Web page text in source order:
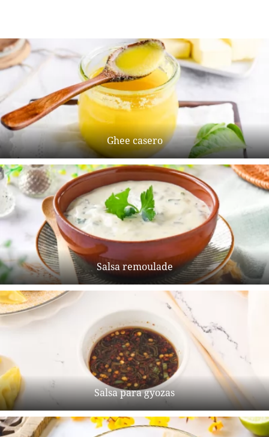
Ghee casero
Salsa remoulade
Salsa para gyozas